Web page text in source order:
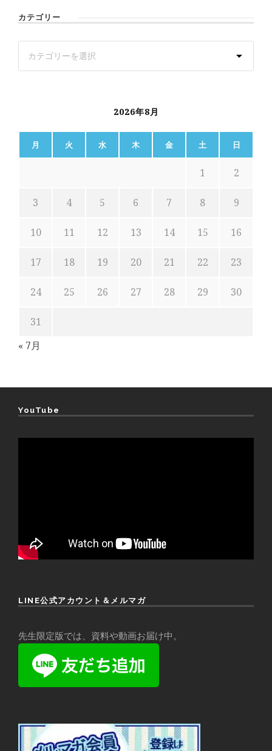
カテゴリー
2026年8月
月 火 水 木 金 土 日
1 2
3 4 5 6 7 8 9
10 11 12 13 14 15 16
17 18 19 20 21 22 23
24 25 26 27 28 29 30
31
« 7月
YouTube
LINE公式アカウント＆メルマガ
先生限定版では、資料や動画お届け中。